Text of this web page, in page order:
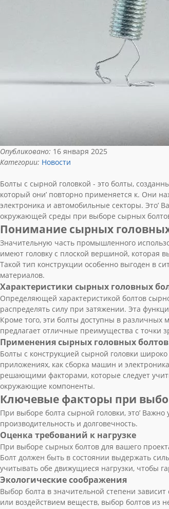
Опубликовано: 16 января 2025
Категории: Новости
Болты с сырной головкой - это болты,
который они’ повторно применяется к. Они
электроника и автомобильные секторы. Это’
окружающей среды при выборе сырных
Понимание сырных
Значительную часть промышленного
имеют головку с плоской вершиной, которая
Такой тип конструкции особенно выгоден в
материалов.
Характеристики сырных головных
Определяющей характеристикой болтов
распределять силу при затяжении. Эта
Кроме того, эти болты доступны в различных
предлагает отличные преимущества с точки
Применения сырных головных болтов
Болты с конструкцией сырной головки
приложениях, как сборка машин и
решающими факторами, которые следует
окружающие компоненты.
Ключевые факторы при
При выборе болта сырной головки, это’
производительность и долговечность.
Оценка требований к нагрузке
При выборе сырных болтов для вашего
Болт должен быть в состоянии выдержать
учитывать обе движущиеся нагрузки, чтобы
Экологические соображения
Выбор болта в значительной степени
или воздействием веществ, выбор болтов из